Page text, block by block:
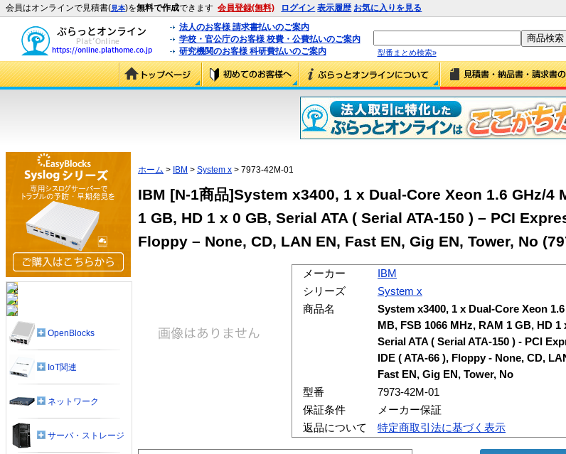
会員はオンラインで見積書(見本)を無料で作成できます 会員登録(無料) ログイン 表示履歴 お気に入りを見る
法人のお客様 請求書払いのご案内
学校・官公庁のお客様 校費・公費払いのご案内
研究機関のお客様 科研費払いのご案内
型番まとめ検索»
ホーム > IBM > System x > 7973-42M-01
IBM [N-1商品]System x3400, 1 x Dual-Core Xeon 1.6 GHz/4
1 GB, HD 1 x 0 GB, Serial ATA ( Serial ATA-150 ) – PCI
Floppy – None, CD, LAN EN, Fast EN, Gig EN, Tower, No
メーカー
IBM
シリーズ
System x
商品名
System x3400, 1 x Dual-Core Xeon
MB, FSB 1066 MHz, RAM 1 GB, HD 1
Serial ATA ( Serial ATA-150 ) - PCI
IDE ( ATA-66 ), Floppy - None, CD,
Fast EN, Gig EN, Tower, No
型番
7973-42M-01
保証条件
メーカー保証
返品について
特定商取引法に基づく表示
OpenBlocks
IoT関連
ネットワーク
サーバ・ストレージ